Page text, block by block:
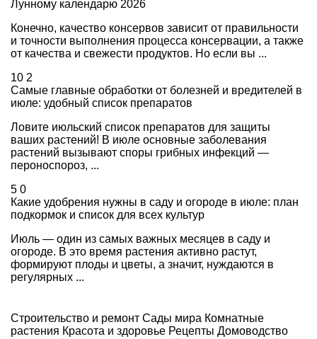
Лунному календарю 2026
Конечно, качество консервов зависит от правильности
и точности выполнения процесса консервации, а также
от качества и свежести продуктов. Но если вы ...
10 2
Самые главные обработки от болезней и вредителей в
июле: удобный список препаратов
Ловите июльский список препаратов для защиты
ваших растений! В июле основные заболевания
растений вызывают споры грибных инфекций —
пероноспороз, ...
5 0
Какие удобрения нужны в саду и огороде в июле: план
подкормок и список для всех культур
Июль — один из самых важных месяцев в саду и
огороде. В это время растения активно растут,
формируют плоды и цветы, а значит, нуждаются в
регулярных ...
Строительство и ремонт Сады мира Комнатные
растения Красота и здоровье Рецепты Домоводство